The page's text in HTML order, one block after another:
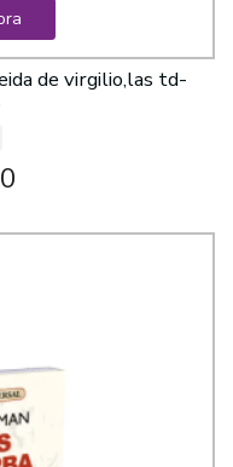
de virgilio,las td-